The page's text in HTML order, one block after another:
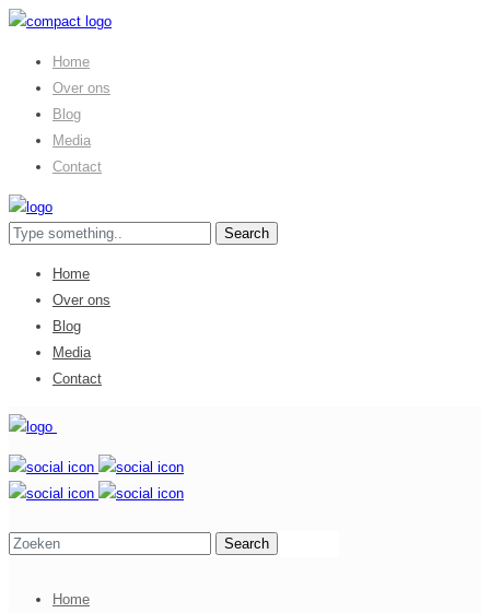
Home
Over ons
Blog
Media
Contact
Home
Over ons
Blog
Media
Contact
Home